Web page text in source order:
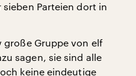
Parteien dort in
große Gruppe von elf
sagen, sie sind alle
keine eindeutige